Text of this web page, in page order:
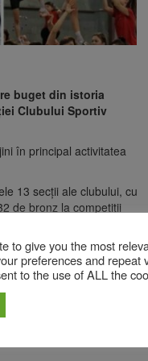
buget din istoria
Clubului Sportiv
în principal activitatea
13 secții ale clubului, cu
de bronz la competiții
de aur, 28 de argint și
N. Dogariu, pentru
to give you the most
preferences and repeat
to the use of ALL the